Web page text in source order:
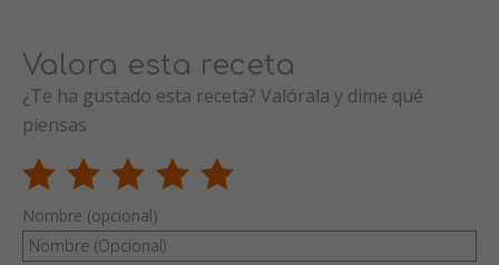
Valora esta receta
¿Te ha gustado esta receta? Valórala y dime qué
piensas
Nombre (opcional)